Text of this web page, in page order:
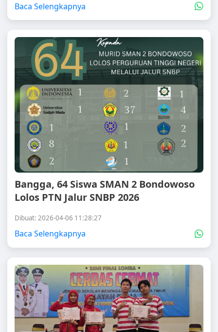
Baca Selengkapnya
Bangga, 64 Siswa SMAN 2 Bondowoso
Lolos PTN Jalur SNBP 2026
Dibuat: 2026-04-06 11:28:27
Baca Selengkapnya